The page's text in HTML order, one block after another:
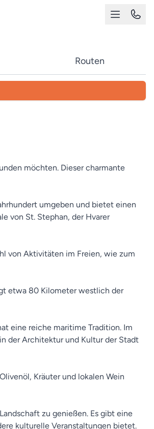
Routen
möchten. Dieser charmante
umgeben und bietet einen
von St. Stephan, der Hvarer
von Aktivitäten im Freien, wie zum
etwa 80 Kilometer westlich der
eine reiche maritime Tradition. Im
der Architektur und Kultur der Stadt
Kräuter und lokalen Wein
zu genießen. Es gibt eine
kulturelle Veranstaltungen bietet.